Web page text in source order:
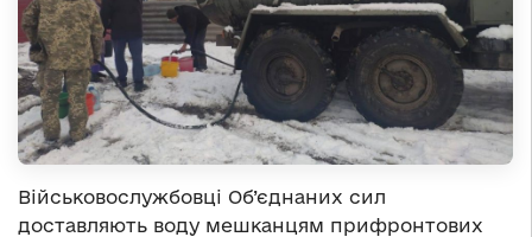
Військовослужбовці Об’єднаних сил
доставляють воду мешканцям прифронтових